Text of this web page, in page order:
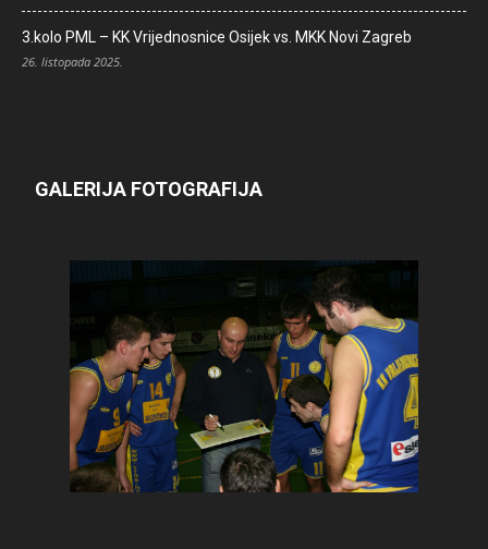
3.kolo PML – KK Vrijednosnice Osijek vs. MKK Novi Zagreb
26. listopada 2025.
GALERIJA FOTOGRAFIJA